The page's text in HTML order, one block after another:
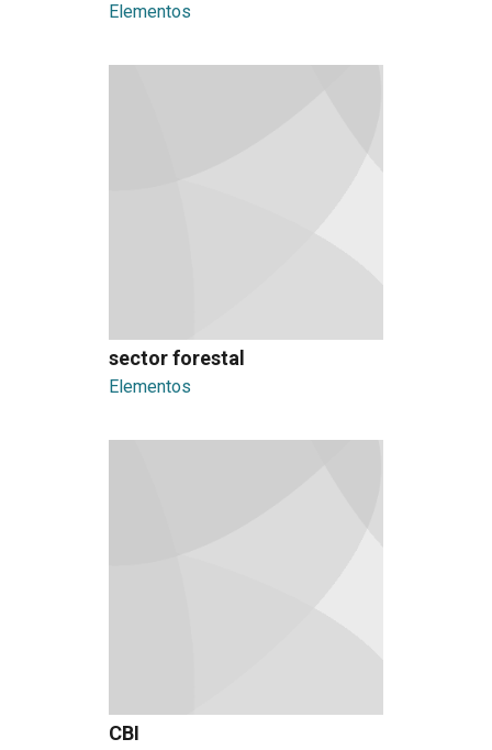
Elementos
sector forestal
Elementos
CBI